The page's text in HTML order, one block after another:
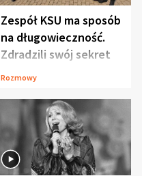
Zespół KSU ma sposób
na długowieczność.
Zdradzili swój sekret
Rozmowy